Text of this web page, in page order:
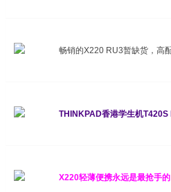
畅销的X220 RU3暂缺货，高
THINKPAD香港学生机
X220轻薄便携永远是最抢手